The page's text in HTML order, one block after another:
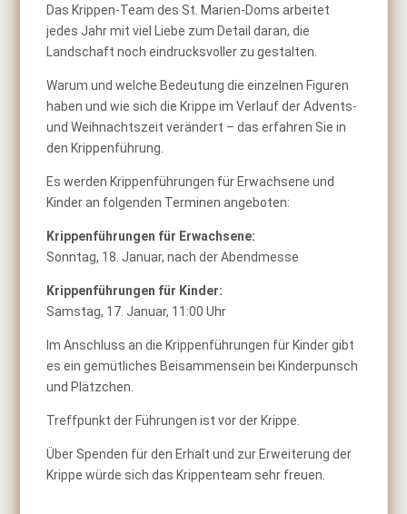
Das Krippen-Team des St. Marien-Doms arbeitet
jedes Jahr mit viel Liebe zum Detail daran, die
Landschaft noch eindrucksvoller zu gestalten.
Warum und welche Bedeutung die einzelnen Figuren
haben und wie sich die Krippe im Verlauf der Advents-
und Weihnachtszeit verändert – das erfahren Sie in
den Krippenführung.
Es werden Krippenführungen für Erwachsene und
Kinder an folgenden Terminen angeboten:
Krippenführungen für Erwachsene:
Sonntag, 18. Januar, nach der Abendmesse
Krippenführungen für Kinder:
Samstag, 17. Januar, 11:00 Uhr
Im Anschluss an die Krippenführungen für Kinder gibt
es ein gemütliches Beisammensein bei Kinderpunsch
und Plätzchen.
Treffpunkt der Führungen ist vor der Krippe.
Über Spenden für den Erhalt und zur Erweiterung der
Krippe würde sich das Krippenteam sehr freuen.